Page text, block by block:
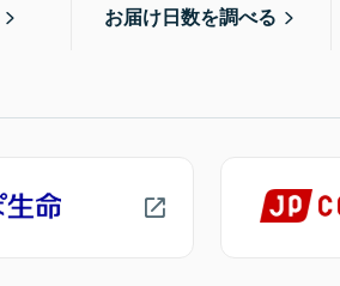
お届け日数を調べる